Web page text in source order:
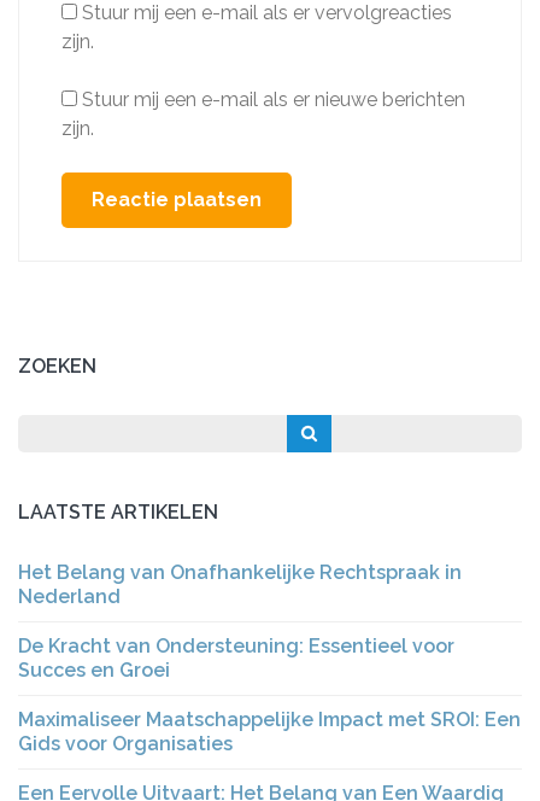
Stuur mij een e-mail als er vervolgreacties
zijn.
Stuur mij een e-mail als er nieuwe berichten
zijn.
ZOEKEN
LAATSTE ARTIKELEN
Het Belang van Onafhankelijke Rechtspraak in
Nederland
De Kracht van Ondersteuning: Essentieel voor
Succes en Groei
Maximaliseer Maatschappelijke Impact met SROI: Een
Gids voor Organisaties
Een Eervolle Uitvaart: Het Belang van Een Waardig